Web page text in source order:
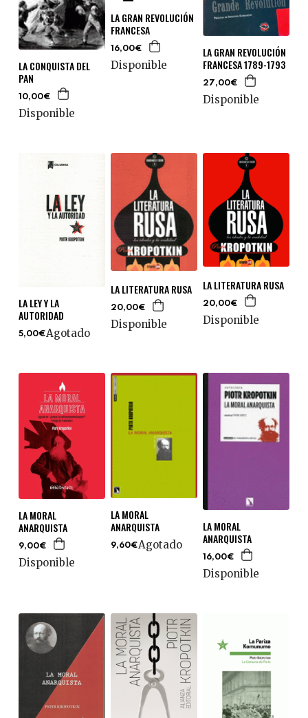
LA CONQUISTA DEL
PAN
10,00€
Disponible
LA GRAN REVOLUCIÓN
FRANCESA
16,00€
Disponible
LA GRAN REVOLUCIÓN
FRANCESA 1789-1793
27,00€
Disponible
LA LEY Y LA
AUTORIDAD
5,00€Agotado
LA LITERATURA RUSA
20,00€
Disponible
LA LITERATURA RUSA
20,00€
Disponible
LA MORAL
ANARQUISTA
9,00€
Disponible
LA MORAL
ANARQUISTA
9,60€Agotado
LA MORAL
ANARQUISTA
16,00€
Disponible